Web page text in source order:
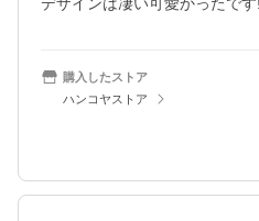
購入したストア
ハンコヤストア